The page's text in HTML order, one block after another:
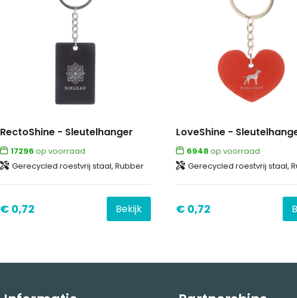
RectoShine - Sleutelhanger
17296 op voorraad
Gerecycled roestvrij staal, Rubber
€ 0,72 Bekijk
LoveShine -
6948 op voorraad
Gerecycled roestvrij staal,
€ 0,72